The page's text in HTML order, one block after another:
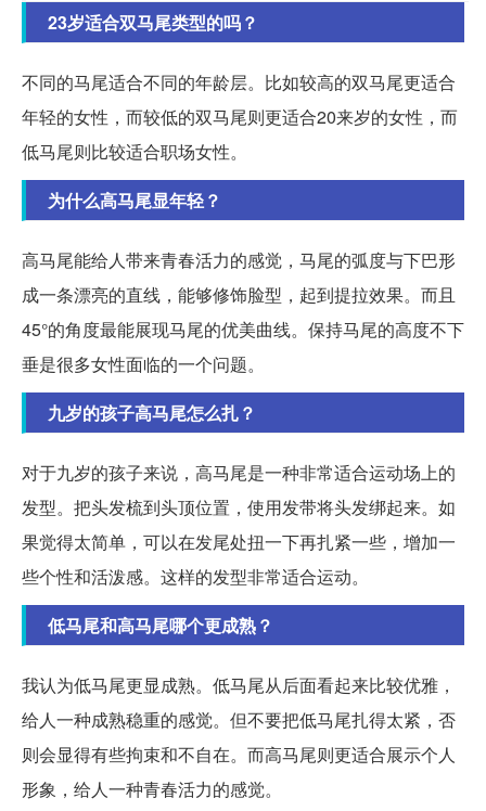
23岁适合双马尾类型的吗？
不同的马尾适合不同的年龄层。比如较高的双马尾更适合
年轻的女性，而较低的双马尾则更适合20来岁的女性，而
低马尾则比较适合职场女性。
为什么高马尾显年轻？
高马尾能给人带来青春活力的感觉，马尾的弧度与下巴形
成一条漂亮的直线，能够修饰脸型，起到提拉效果。而且
45°的角度最能展现马尾的优美曲线。保持马尾的高度不下
垂是很多女性面临的一个问题。
九岁的孩子高马尾怎么扎？
对于九岁的孩子来说，高马尾是一种非常适合运动场上的
发型。把头发梳到头顶位置，使用发带将头发绑起来。如
果觉得太简单，可以在发尾处扭一下再扎紧一些，增加一
些个性和活泼感。这样的发型非常适合运动。
低马尾和高马尾哪个更成熟？
我认为低马尾更显成熟。低马尾从后面看起来比较优雅，
给人一种成熟稳重的感觉。但不要把低马尾扎得太紧，否
则会显得有些拘束和不自在。而高马尾则更适合展示个人
形象，给人一种青春活力的感觉。